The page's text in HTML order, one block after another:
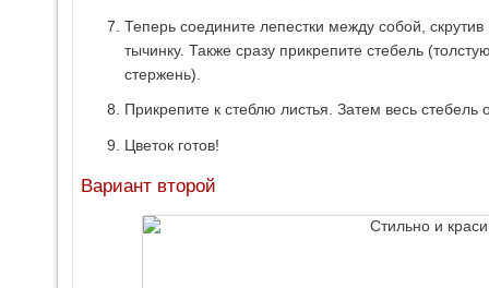
Теперь соедините лепестки между собой,
тычинку. Также сразу прикрепите стебель
стержень).
Прикрепите к стеблю листья. Затем весь стебель
Цветок готов!
Вариант второй